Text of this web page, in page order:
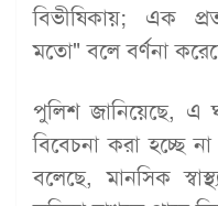
বিভীষিকায়; এক
মতো" বলে বর্ণনা
পুলিশ জানিয়েছে, এ
বিবেচনা করা হচ্ছে
বলেছে, মানসিক